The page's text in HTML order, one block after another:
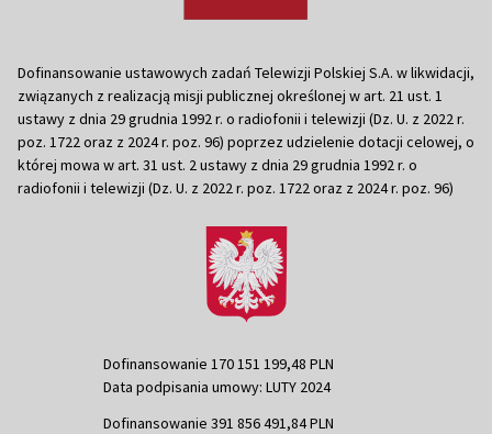
Dofinansowanie ustawowych zadań Telewizji Polskiej S.A. w likwidacji,
związanych z realizacją misji publicznej określonej w art. 21 ust. 1
ustawy z dnia 29 grudnia 1992 r. o radiofonii i telewizji (Dz. U. z 2022 r.
poz. 1722 oraz z 2024 r. poz. 96) poprzez udzielenie dotacji celowej, o
której mowa w art. 31 ust. 2 ustawy z dnia 29 grudnia 1992 r. o
radiofonii i telewizji (Dz. U. z 2022 r. poz. 1722 oraz z 2024 r. poz. 96)
Dofinansowanie 170 151 199,48 PLN
Data podpisania umowy: LUTY 2024
Dofinansowanie 391 856 491,84 PLN